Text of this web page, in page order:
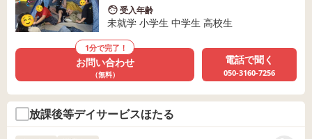
受入年齢
未就学 小学生 中学生 高校生
1分で完了！
お問い合わせ
（無料）
電話で聞く
050-3160-7256
放課後等デイサービスほたる